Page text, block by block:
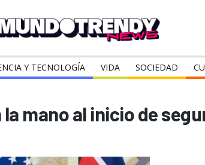
Y TECNOLOGÍA VIDA SOCIEDAD
mano al inicio de